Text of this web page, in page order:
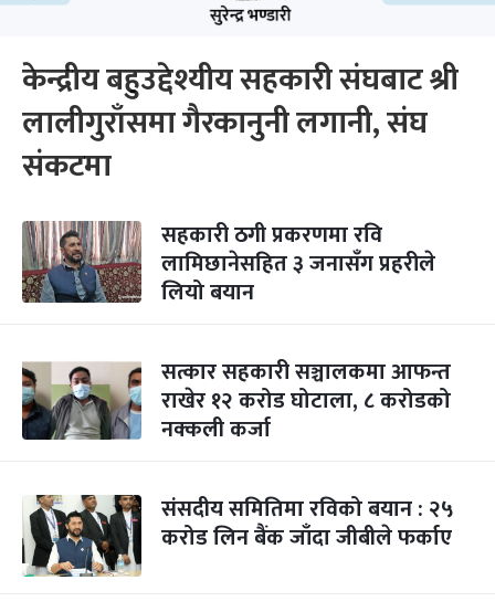
केन्द्रीय बहुउद्देश्यीय सहकारी संघबाट श्री
लालीगुराँसमा गैरकानुनी लगानी, संघ
संकटमा
सहकारी ठगी प्रकरणमा रवि
लामिछानेसहित ३ जनासँग प्रहरीले
लियो बयान
सत्कार सहकारी सञ्चालकमा आफन्त
राखेर १२ करोड घोटाला, ८ करोडको
नक्कली कर्जा
संसदीय समितिमा रविको बयान : २५
करोड लिन बैंक जाँदा जीबीले फर्काए